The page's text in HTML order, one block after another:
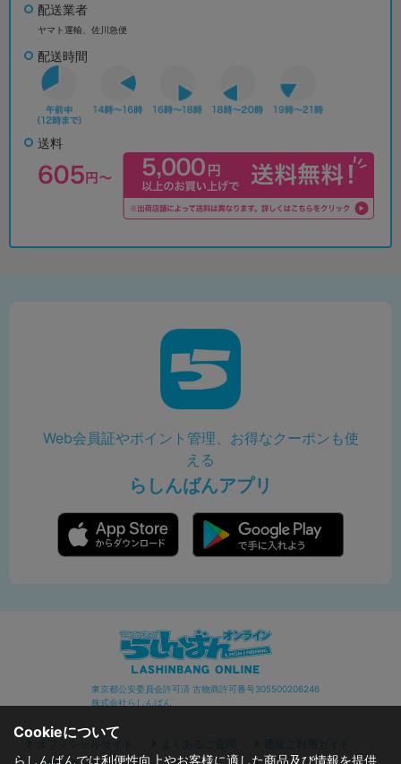
配送業者
ヤマト運輸、佐川急便
配送時間
送料
Web会員証やポイント管理、お得なクーポンも使
える
らしんばんアプリ
東京都公安委員会許可済 古物商許可番号305500206246
株式会社らしんばん
オフィシャルサイト よくあるご質問
通販ご利用ガイド
Cookieについて
らしんばんでは利便性向上やお客様に適した商品及び情報を提供